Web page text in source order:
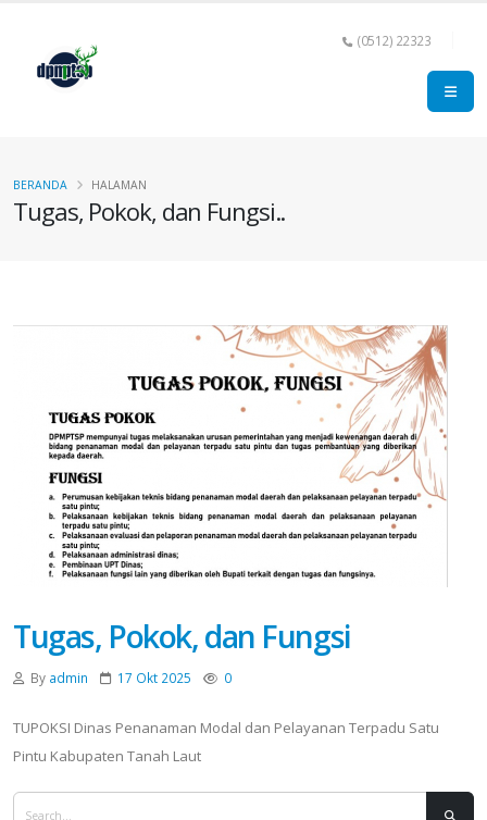
(0512) 22323
Tugas, Pokok, dan Fungsi..
BERANDA HALAMAN
Tugas, Pokok, dan Fungsi
By admin 17 Okt 2025 0
TUPOKSI Dinas Penanaman Modal dan Pelayanan Terpadu Satu
Pintu Kabupaten Tanah Laut